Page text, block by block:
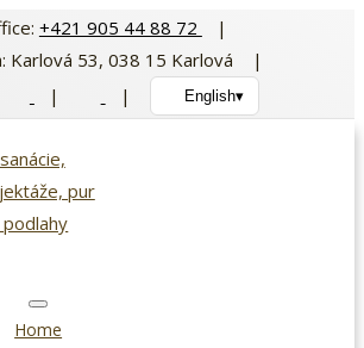
+421 905 44 88 72
|
Karlová 53, 038 15 Karlová |
| | English▾
Home